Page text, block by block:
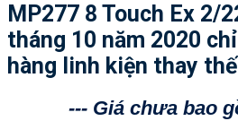
MP277 8 Touch Ex 2/
tháng 10 năm 2020
hàng linh kiện thay
--- Giá chưa bao